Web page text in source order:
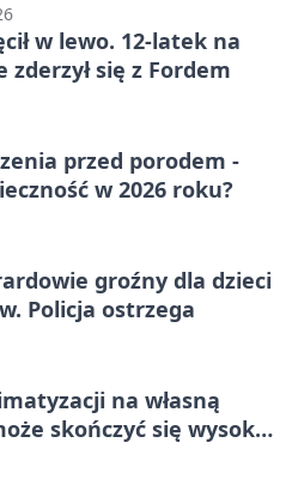
w lewo. 12-latek na
zderzył się z Fordem
przed porodem -
w 2026 roku?
groźny dla dzieci
Policja ostrzega
na własną
skończyć się wysoką